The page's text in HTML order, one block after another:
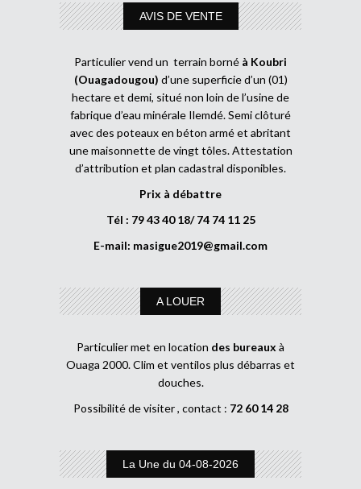
AVIS DE VENTE
Particulier vend un terrain borné à Koubri
(Ouagadougou) d’une superficie d’un (01)
hectare et demi, situé non loin de l’usine de
fabrique d’eau minérale Ilemdé. Semi clôturé
avec des poteaux en béton armé et abritant
une maisonnette de vingt tôles. Attestation
d’attribution et plan cadastral disponibles.
Prix à débattre
Tél : 79 43 40 18/ 74 74 11 25
E-mail: masigue2019@gmail.com
A LOUER
Particulier met en location des bureaux à
Ouaga 2000. Clim et ventilos plus débarras et
douches.
Possibilité de visiter , contact : 72 60 14 28
La Une du 04-08-2026